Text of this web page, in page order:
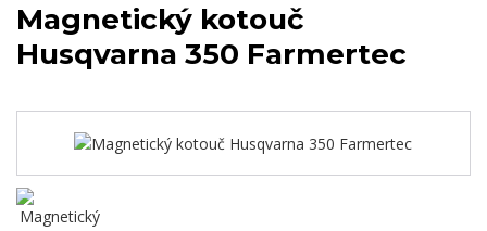
Magnetický kotouč
Husqvarna 350 Farmertec